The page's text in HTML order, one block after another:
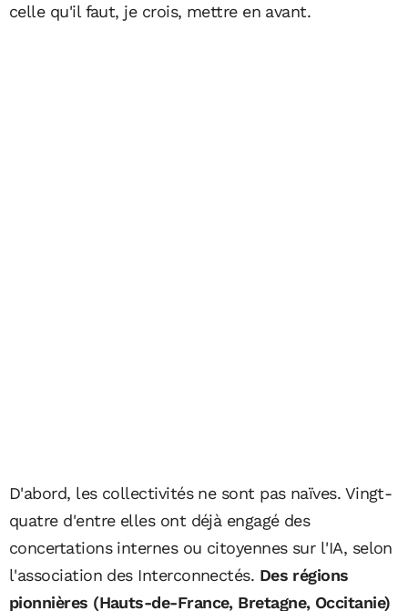
celle qu'il faut, je crois, mettre en avant.
D'abord, les collectivités ne sont pas naïves. Vingt-
quatre d'entre elles ont déjà engagé des
concertations internes ou citoyennes sur l'IA, selon
l'association des Interconnectés. Des régions
pionnières (Hauts-de-France, Bretagne, Occitanie)